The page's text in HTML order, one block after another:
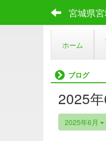
宮城県
ホーム
ブログ
2025
2025年6月